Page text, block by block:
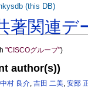
著関連デ
"CISCOグループ")
author(s))
中村 良介,吉田 二美,安部
(this DB)